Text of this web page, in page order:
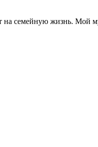
на семейную жизнь. Мой